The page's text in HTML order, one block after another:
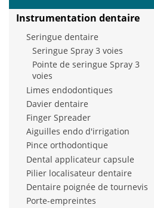
Instrumentation dentaire
Seringue dentaire
Seringue Spray 3 voies
Pointe de seringue Spray 3
voies
Limes endodontiques
Davier dentaire
Finger Spreader
Aiguilles endo d'irrigation
Pince orthodontique
Dental applicateur capsule
Pilier localisateur dentaire
Dentaire poignée de tournevis
Porte-empreintes